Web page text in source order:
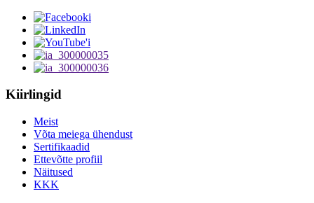
Kiirlingid
Meist
Võta meiega ühendust
Sertifikaadid
Ettevõtte profiil
Näitused
KKK